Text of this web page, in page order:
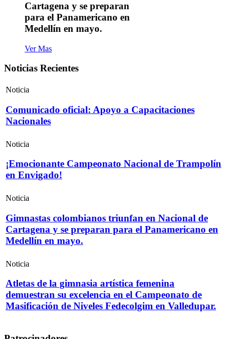
Cartagena y se preparan
para el Panamericano en
Medellín en mayo.
Ver Mas
Noticias Recientes
Noticia
Comunicado oficial: Apoyo a Capacitaciones
Nacionales
Noticia
¡Emocionante Campeonato Nacional de Trampolín
en Envigado!
Noticia
Gimnastas colombianos triunfan en Nacional de
Cartagena y se preparan para el Panamericano en
Medellín en mayo.
Noticia
Atletas de la gimnasia artística femenina
demuestran su excelencia en el Campeonato de
Masificación de Niveles Fedecolgim en Valledupar.